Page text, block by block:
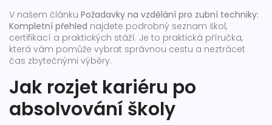
V našem článku Požadavky na vzdělání pro zubní techniky:
Kompletní přehled najdete podrobný seznam škol,
certifikací a praktických stáží. Je to praktická příručka,
která vám pomůže vybrat správnou cestu a neztrácet
čas zbytečnými výběry.
Jak rozjet kariéru po
absolvování školy